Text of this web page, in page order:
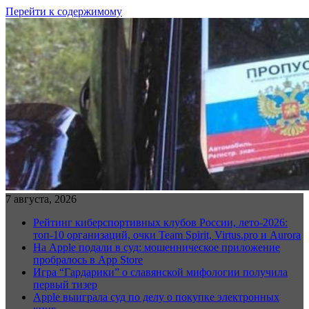
Перейти к содержимому
7 августа, 2026
Рейтинг киберспортивных клубов России, лето-2026:
топ-10 организаций, очки Team Spirit, Virtus.pro и Aurora
На Apple подали в суд: мошенническое приложение
пробралось в App Store
Игра “Гардарики” о славянской мифологии получила
первый тизер
Apple выиграла суд по делу о покупке электронных